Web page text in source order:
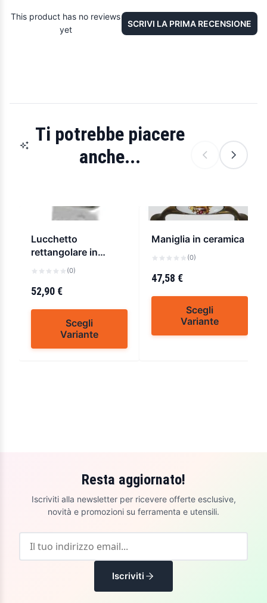
This product has no reviews
yet
SCRIVI LA PRIMA RECENSIONE
Ti potrebbe piacere
anche...
Lucchetto
rettangolare in
acciaio top cisa
(0)
52,90 €
Scegli
Variante
Maniglia in ceramica
(0)
47,58 €
Scegli
Variante
Resta aggiornato!
Iscriviti alla newsletter per ricevere offerte esclusive,
novità e promozioni su ferramenta e utensili.
Iscriviti